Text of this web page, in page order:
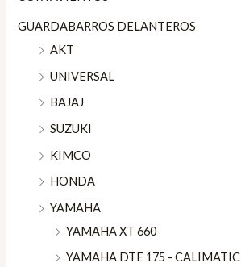
GUARDABARROS DELANTEROS
AKT
UNIVERSAL
BAJAJ
SUZUKI
KIMCO
HONDA
YAMAHA
YAMAHA XT 660
YAMAHA DTE 175 - CALIMATIC